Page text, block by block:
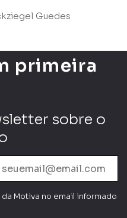
Guedes
primeira
sobre o
Motiva no email informado